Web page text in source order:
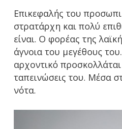
Επικεφαλής του
στρατάρχη και πολύ
είναι. Ο φορέας της
άγνοια του μεγέθους
αρχοντικό
ταπεινώσεις του. Μέσα
νότα.